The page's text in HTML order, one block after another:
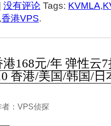
没有评论 Tags: KVMLA,
,香港VPS.
168元/年 弹性云
香港/美国/韩国/
：VPS侦探